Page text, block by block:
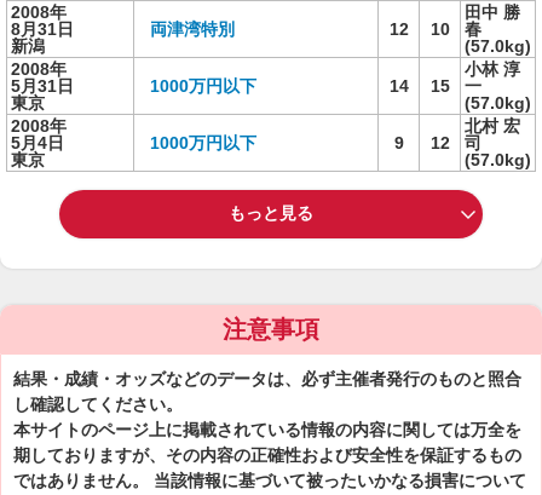
2008年
8月31日
新潟
両津湾特別 12 10
田中 勝
春
(57.0kg)
2008年
5月31日
東京
1000万円以下 14 15
小林 淳
一
(57.0kg)
2008年
5月4日
東京
1000万円以下 9 12
北村 宏
司
(57.0kg)
もっと見る
注意事項
結果・成績・オッズなどのデータは、必ず主催者発行のものと照合
し確認してください。
本サイトのページ上に掲載されている情報の内容に関しては万全を
期しておりますが、その内容の正確性および安全性を保証するもの
ではありません。 当該情報に基づいて被ったいかなる損害について